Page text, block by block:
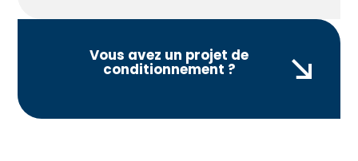
Vous avez un projet de
conditionnement ?